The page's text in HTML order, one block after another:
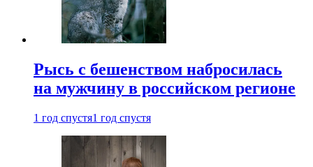
Рысь с бешенством набросилась
на мужчину в российском регионе
1 год спустя1 год спустя